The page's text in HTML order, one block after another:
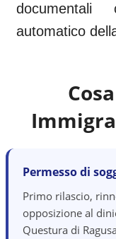
automatico
Permesso di
Primo rilascio,
opposizione al
Questura di